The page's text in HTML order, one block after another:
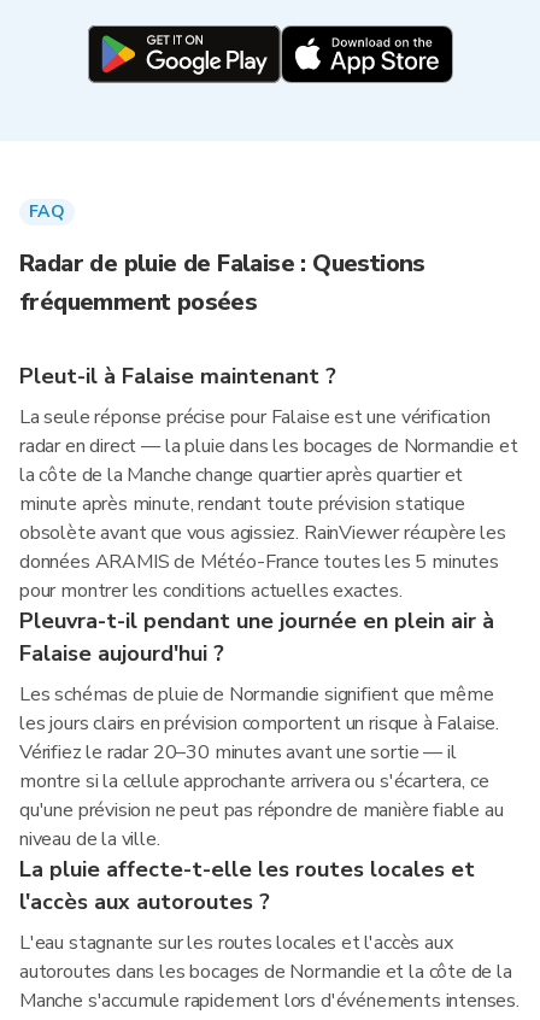
FAQ
Radar de pluie de Falaise : Questions
fréquemment posées
Pleut-il à Falaise maintenant ?
La seule réponse précise pour Falaise est une vérification
radar en direct — la pluie dans les bocages de Normandie et
la côte de la Manche change quartier après quartier et
minute après minute, rendant toute prévision statique
obsolète avant que vous agissiez. RainViewer récupère les
données ARAMIS de Météo-France toutes les 5 minutes
pour montrer les conditions actuelles exactes.
Pleuvra-t-il pendant une journée en plein air à
Falaise aujourd'hui ?
Les schémas de pluie de Normandie signifient que même
les jours clairs en prévision comportent un risque à Falaise.
Vérifiez le radar 20–30 minutes avant une sortie — il
montre si la cellule approchante arrivera ou s'écartera, ce
qu'une prévision ne peut pas répondre de manière fiable au
niveau de la ville.
La pluie affecte-t-elle les routes locales et
l'accès aux autoroutes ?
L'eau stagnante sur les routes locales et l'accès aux
autoroutes dans les bocages de Normandie et la côte de la
Manche s'accumule rapidement lors d'événements intenses.